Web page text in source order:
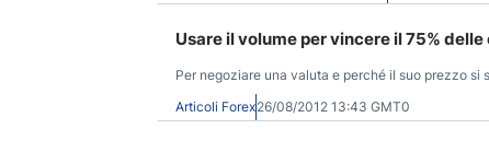
Usare il volume per vincere il 75%
Per negoziare una valuta e perché il suo prezzo
Articoli Forex26/08/2012 13:43 GMT0